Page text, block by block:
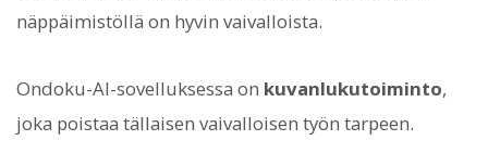
näppäimistöllä on hyvin vaivalloista.
Ondoku-AI-sovelluksessa on kuvanlukutoiminto,
joka poistaa tällaisen vaivalloisen työn tarpeen.